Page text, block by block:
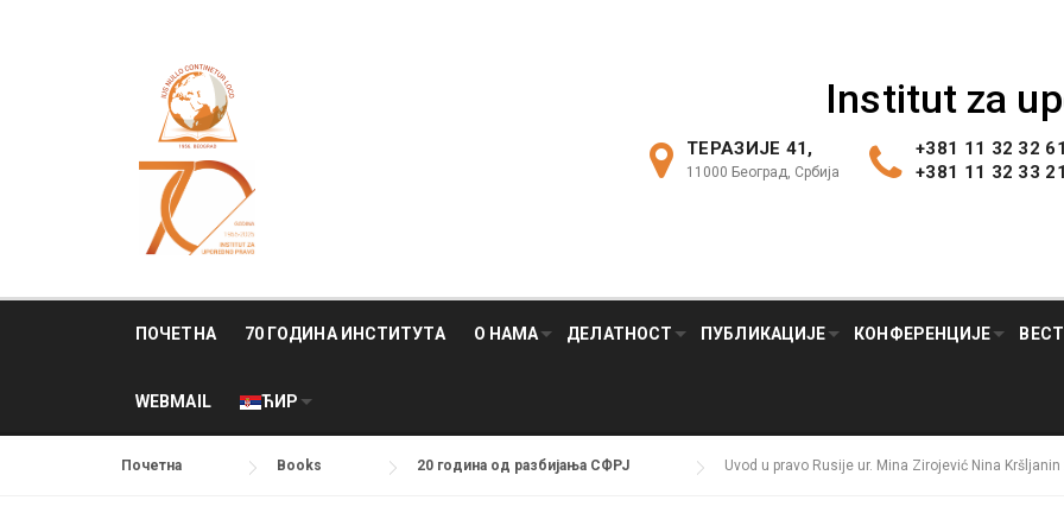
Institut za
ТЕРАЗИЈЕ 41,
11000 Београд, Србија
+381 11 32 32
+381 11 32 33
ПОЧЕТНА 70 ГОДИНА ИНСТИТУТА О НАМА ДЕЛАТНОСТ ПУБЛИКАЦИЈЕ КОНФЕРЕНЦИЈЕ
WEBMAIL ЋИР
Почетна Books 20 година од разбијања СФРЈ Uvod u pravo Rusije ur. Mina Zirojević Nina Kršljanin